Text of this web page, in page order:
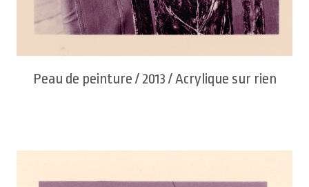
Peau de peinture / 2013 / Acrylique sur rien